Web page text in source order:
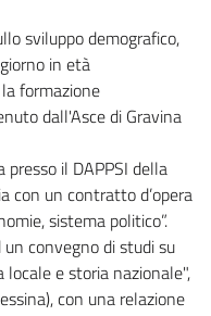
sviluppo demografico,
in età
formazione
dall'Asce di Gravina
il DAPPSI della
con un contratto d’opera
sistema politico”.
convegno di studi su
e storia nazionale",
con una relazione